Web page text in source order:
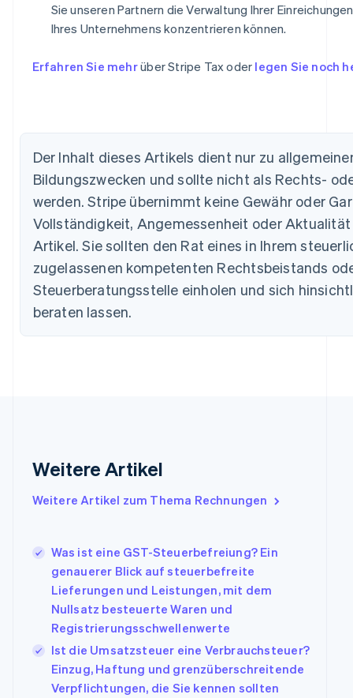
Sie unseren Partnern die Verwaltung Ihrer
Ihres Unternehmens konzentrieren können.
Erfahren Sie mehrüber Stripe Tax oder legen Sie noch
Der Inhalt dieses Artikels dient nur zu
Bildungszwecken und sollte nicht als Rechts-
werden. Stripe übernimmt keine Gewähr oder
Vollständigkeit, Angemessenheit oder
Artikel. Sie sollten den Rat eines in Ihrem
zugelassenen kompetenten Rechtsbeistands
Steuerberatungsstelle einholen und sich
beraten lassen.
Weitere Artikel
Weitere Artikel zum Thema Rechnungen
Was ist eine GST-Steuerbefreiung? Ein
genauerer Blick auf steuerbefreite
Lieferungen und Leistungen, mit dem
Nullsatz besteuerte Waren und
Registrierungsschwellenwerte
Ist die Umsatzsteuer eine Verbrauchsteuer?
Einzug, Haftung und grenzüberschreitende
Verpflichtungen, die Sie kennen sollten
Australien
Belgien
Nederlands FrançaisDeutschEnglish
Brasilien
PortuguêsEnglish
Bulgarien
Finnland
Frankreich
English
Griechenland
English
Indien
English
Irland
English
Italien
ItalianoEnglish